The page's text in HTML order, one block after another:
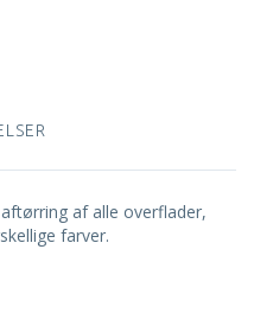
af alle overflader,
farver.